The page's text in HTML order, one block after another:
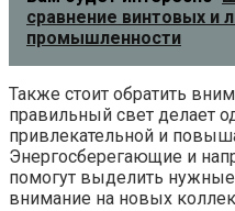
сравнение винтовых и
промышленности
Также стоит обратить
правильный свет делает
привлекательной и
Энергосберегающие и
помогут выделить
внимание на новых